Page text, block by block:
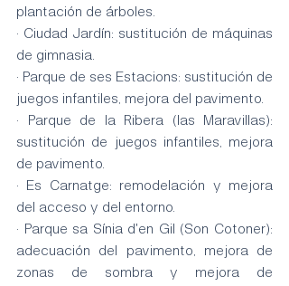
plantación de árboles.
· Ciudad Jardín: sustitución de máquinas
de gimnasia.
· Parque de ses Estacions: sustitución de
juegos infantiles, mejora del pavimento.
· Parque de la Ribera (las Maravillas):
sustitución de juegos infantiles, mejora
de pavimento.
· Es Carnatge: remodelación y mejora
del acceso y del entorno.
· Parque sa Sínia d'en Gil (Son Cotoner):
adecuación del pavimento, mejora de
zonas de sombra y mejora de